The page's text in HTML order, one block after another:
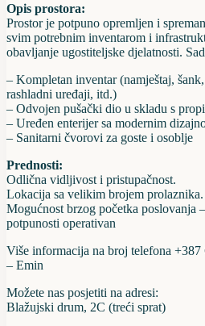
Opis prostora:
Prostor je potpuno opremljen i
svim potrebnim inventarom i
obavljanje ugostiteljske djelatnosti.
– Kompletan inventar (namještaj,
rashladni uređaji, itd.)
– Odvojen pušački dio u skladu s
– Uređen enterijer sa modernim
– Sanitarni čvorovi za goste i osoblje
Prednosti:
Odlična vidljivost i pristupačnost.
Lokacija sa velikim brojem prolaznika.
Mogućnost brzog početka poslovanja
potpunosti operativan
Više informacija na broj telefona +387
– Emin
Možete nas posjetiti na adresi:
Blažujski drum, 2C (treći sprat)